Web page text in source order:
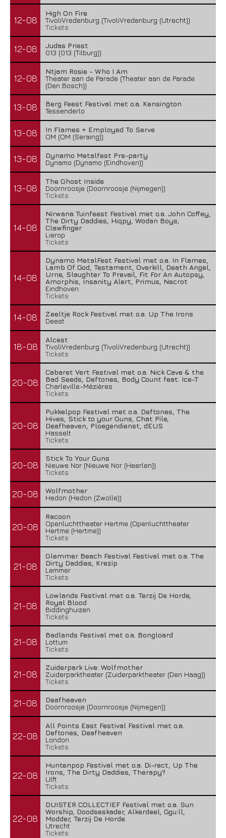
12-08
High On Fire
TivoliVredenburg (TivoliVredenburg (Utrecht))
Tickets
12-08
Judas Priest
013 (013 (Tilburg))
12-08
Ntjam Rosie - Who I Am
Theater aan de Parade (Theater aan de Parade
(Den Bosch))
13-08
Berg Feest Festival met o.a. Kensington
Tessenderlo
13-08
In Flames + Employed To Serve
OM (OM (Seraing))
13-08
Dynamo Metalfest Pre-party
Dynamo (Dynamo (Eindhoven))
13-08
The Ghost Inside
Doornroosje (Doornroosje (Nijmegen))
Tickets
14-08
Nirwana Tuinfeest Festival met o.a. John Coffey,
The Dirty Daddies, Hiqpy, Wodan Boys,
Clawfinger
Lierop
Tickets
14-08
Dynamo MetalFest Festival met o.a. In Flames,
Lamb Of God, Testament, Overkill, Death Angel,
Urne, Slaughter To Prevail, Fit For An Autopsy,
Amorphis, Insanity Alert, Primus, Necrot
Eindhoven
Tickets
14-08
Zeeltje Rock Festival met o.a. Up The Irons
Deest
18-08
Alcest
TivoliVredenburg (TivoliVredenburg (Utrecht))
Tickets
20-08
Cabaret Vert Festival met o.a. Nick Cave & the
Bad Seeds, Deftones, Body Count feat. Ice-T
Charleville-Mézières
Tickets
20-08
Pukkelpop Festival met o.a. Deftones, The
Hives, Stick to your Guns, Chat Pile,
Deafheaven, Ploegendienst, dEUS
Hasselt
Tickets
20-08
Stick To Your Guns
Nieuwe Nor (Nieuwe Nor (Heerlen))
Tickets
20-08
Wolfmother
Hedon (Hedon (Zwolle))
20-08
Racoon
Openluchttheater Hertme (Openluchttheater
Hertme (Hertme))
Tickets
21-08
Glemmer Beach Festival Festival met o.a. The
Dirty Daddies, Krezip
Lemmer
Tickets
21-08
Lowlands Festival met o.a. Terzij De Horde,
Royal Blood
Biddinghuizen
Tickets
21-08
Badlands Festival met o.a. Bongloard
Lottum
Tickets
21-08
Zuiderpark Live: Wolfmother
Zuiderparktheater (Zuiderparktheater (Den Haag))
Tickets
21-08
Deafheaven
Doornroosje (Doornroosje (Nijmegen))
22-08
All Points East Festival Festival met o.a.
Deftones, Deafheaven
London
Tickets
22-08
Huntenpop Festival met o.a. Di-rect, Up The
Irons, The Dirty Daddies, Therapy?
Ulft
Tickets
22-08
DUISTER COLLECTIEF Festival met o.a. Sun
Worship, Doodseskader, Alkerdeel, Ggu:ll,
Modder, Terzij De Horde
Utrecht
Tickets